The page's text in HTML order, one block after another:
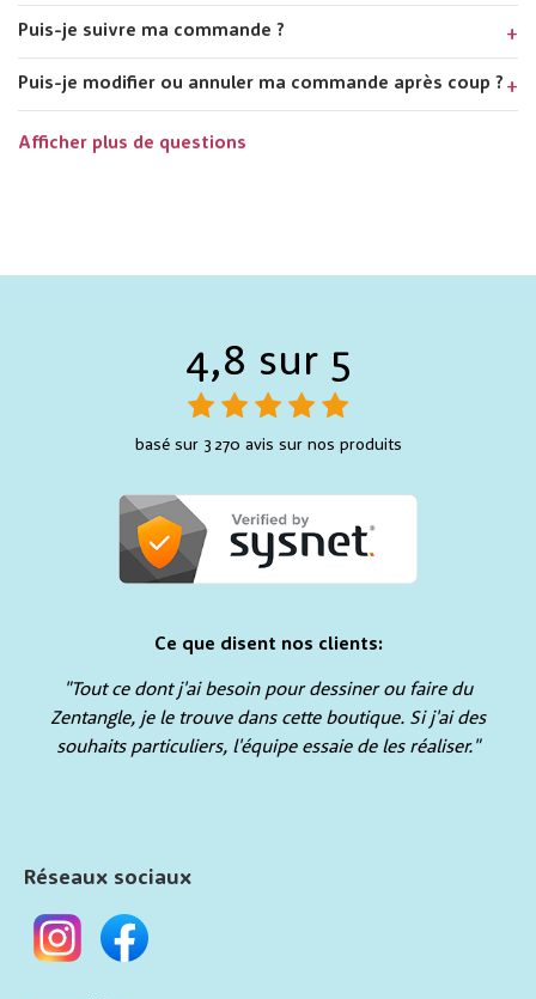
Puis-je suivre ma commande ?
Puis-je modifier ou annuler ma commande après coup ?
Afficher plus de questions
4,8 sur 5
basé sur 3 270 avis sur nos produits
Ce que disent nos clients:
"Tout ce dont j'ai besoin pour dessiner ou faire du
Zentangle, je le trouve dans cette boutique. Si j'ai des
souhaits particuliers, l'équipe essaie de les réaliser."
Réseaux sociaux